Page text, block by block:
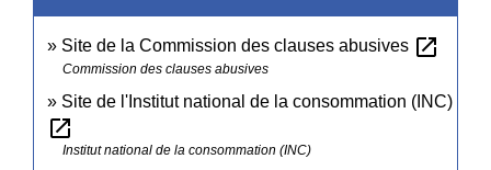
Site de la Commission des clauses abusives open_in_new
Commission des clauses abusives
Site de l'Institut national de la consommation (INC)
open_in_new
Institut national de la consommation (INC)